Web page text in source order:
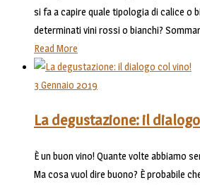
si fa a capire quale tipologia di calice o
determinati vini rossi o bianchi?
Read More
3 Gennaio 2019
La degustazione: il
È un buon vino! Quante volte abbiamo
Ma cosa vuol dire buono? È probabile